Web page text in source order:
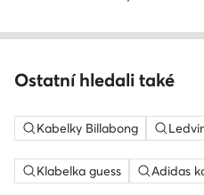
Ostatní hledali také
Kabelky Billabong
Klabelka guess Adidas